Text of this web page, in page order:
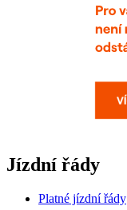
Jízdní řády
Platné jízdní řády